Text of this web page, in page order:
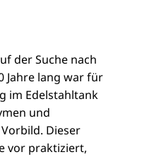
der Suche nach
Jahre lang war für
im Edelstahltank
und
Dieser
vor praktiziert,